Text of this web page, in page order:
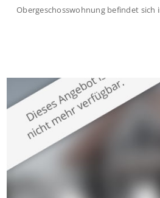
Obergeschosswohnung befindet sich
großzügige Räume und eine
modernen Wohnkomfort mit einem
verbindet. Der […]